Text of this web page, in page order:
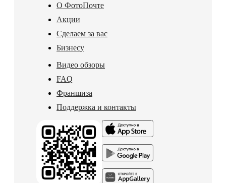
О ФотоПочте
Акции
Сделаем за вас
Бизнесу
Видео обзоры
FAQ
Франшиза
Поддержка и контакты